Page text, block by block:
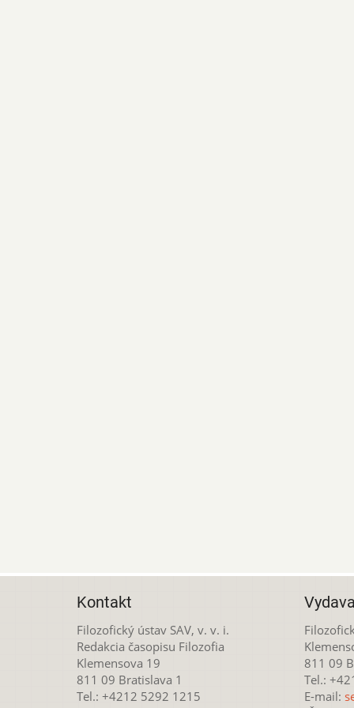
Kontakt
Filozofický ústav SAV, v. v. i.
Redakcia časopisu Filozofia
Klemensova 19
811 09 Bratislava 1
Tel.: +4212 5292 1215
811 09
Tel.:
E-mail: